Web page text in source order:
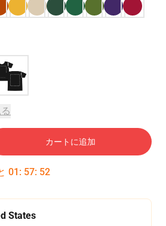
カートに追加
01 : 57: 51
States